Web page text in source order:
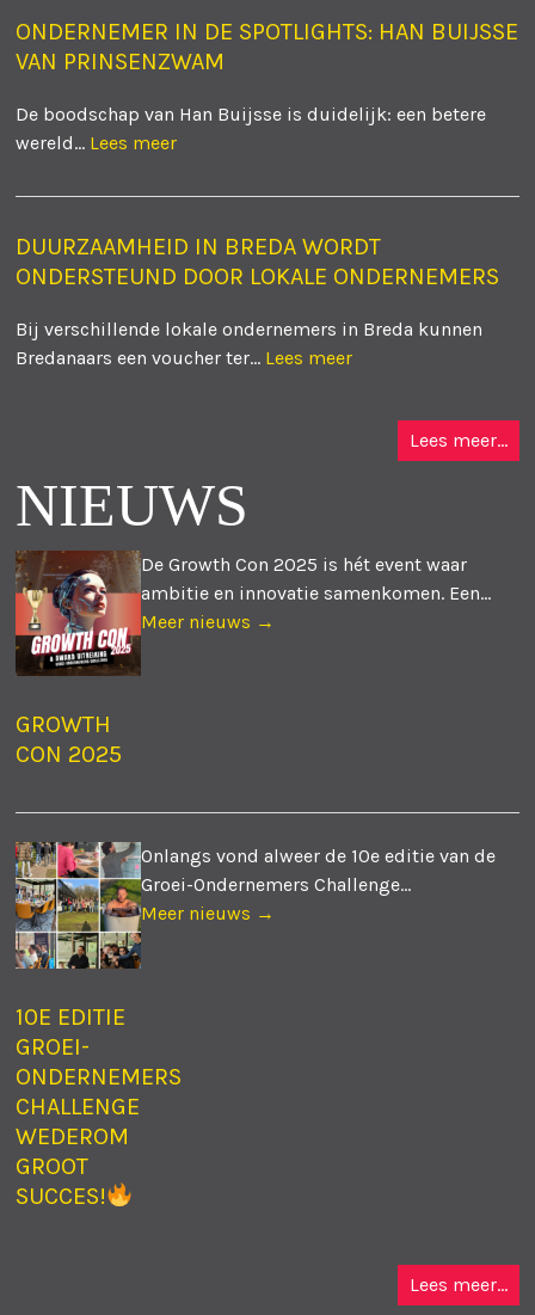
ONDERNEMER IN DE SPOTLIGHTS: HAN BUIJSSE
VAN PRINSENZWAM
De boodschap van Han Buijsse is duidelijk: een betere
wereld... Lees meer
DUURZAAMHEID IN BREDA WORDT
ONDERSTEUND DOOR LOKALE ONDERNEMERS
Bij verschillende lokale ondernemers in Breda kunnen
Bredanaars een voucher ter... Lees meer
Lees meer...
NIEUWS
GROWTH
CON 2025
De Growth Con 2025 is hét event waar
ambitie en innovatie samenkomen. Een...
Meer nieuws →
10E EDITIE
GROEI-
ONDERNEMERS
CHALLENGE
WEDEROM
GROOT
SUCCES!
Onlangs vond alweer de 10e editie van de
Groei-Ondernemers Challenge...
Meer nieuws →
Lees meer...